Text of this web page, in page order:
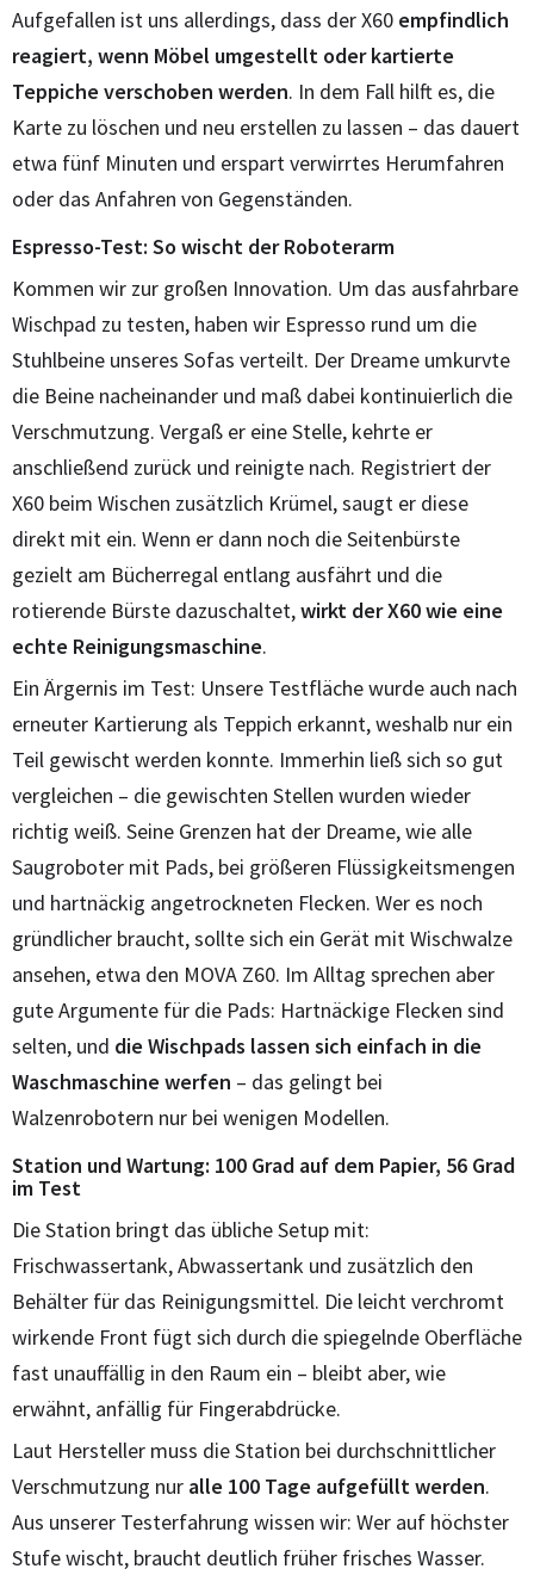
Aufgefallen ist uns allerdings, dass der X60 empfindlich
reagiert, wenn Möbel umgestellt oder kartierte
Teppiche verschoben werden. In dem Fall hilft es, die
Karte zu löschen und neu erstellen zu lassen – das dauert
etwa fünf Minuten und erspart verwirrtes Herumfahren
oder das Anfahren von Gegenständen.
Espresso-Test: So wischt der Roboterarm
Kommen wir zur großen Innovation. Um das ausfahrbare
Wischpad zu testen, haben wir Espresso rund um die
Stuhlbeine unseres Sofas verteilt. Der Dreame umkurvte
die Beine nacheinander und maß dabei kontinuierlich die
Verschmutzung. Vergaß er eine Stelle, kehrte er
anschließend zurück und reinigte nach. Registriert der
X60 beim Wischen zusätzlich Krümel, saugt er diese
direkt mit ein. Wenn er dann noch die Seitenbürste
gezielt am Bücherregal entlang ausfährt und die
rotierende Bürste dazuschaltet,wirkt der X60 wie eine
echte Reinigungsmaschine.
Ein Ärgernis im Test: Unsere Testfläche wurde auch nach
erneuter Kartierung als Teppich erkannt, weshalb nur ein
Teil gewischt werden konnte. Immerhin ließ sich so gut
vergleichen – die gewischten Stellen wurden wieder
richtig weiß. Seine Grenzen hat der Dreame, wie alle
Saugroboter mit Pads, bei größeren Flüssigkeitsmengen
und hartnäckig angetrockneten Flecken. Wer es noch
gründlicher braucht, sollte sich ein Gerät mit Wischwalze
ansehen, etwa den MOVA Z60. Im Alltag sprechen aber
gute Argumente für die Pads: Hartnäckige Flecken sind
selten, und die Wischpads lassen sich einfach in die
Waschmaschine werfen – das gelingt bei
Walzenrobotern nur bei wenigen Modellen.
Station und Wartung: 100 Grad auf dem Papier, 56 Grad
im Test
Die Station bringt das übliche Setup mit:
Frischwassertank, Abwassertank und zusätzlich den
Behälter für das Reinigungsmittel. Die leicht verchromt
wirkende Front fügt sich durch die spiegelnde Oberfläche
fast unauffällig in den Raum ein – bleibt aber, wie
erwähnt, anfällig für Fingerabdrücke.
Laut Hersteller muss die Station bei durchschnittlicher
Verschmutzung nur alle 100 Tage aufgefüllt werden.
Aus unserer Testerfahrung wissen wir: Wer auf höchster
Stufe wischt, braucht deutlich früher frisches Wasser.